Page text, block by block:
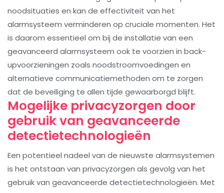
noodsituaties en kan de effectiviteit van het
alarmsysteem verminderen op cruciale momenten. Het
is daarom essentieel om bij de installatie van een
geavanceerd alarmsysteem ook te voorzien in back-
upvoorzieningen zoals noodstroomvoedingen en
alternatieve communicatiemethoden om te zorgen
dat de beveiliging te allen tijde gewaarborgd blijft.
Mogelijke privacyzorgen door
gebruik van geavanceerde
detectietechnologieën
Een potentieel nadeel van de nieuwste alarmsystemen
is het ontstaan van privacyzorgen als gevolg van het
gebruik van geavanceerde detectietechnologieën. Met